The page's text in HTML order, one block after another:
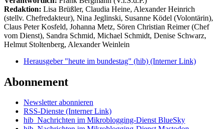
Redaktion: Lisa Brüßler, Claudia Heine, Alexander Heinrich
(stellv. Chefredakteur), Nina Jeglinski, Susanne Ködel (Volontärin),
Claus Peter Kosfeld, Johanna Metz, Sören Christian Reimer (Chef
vom Dienst), Sandra Schmid, Michael Schmidt, Denise Schwarz,
Helmut Stoltenberg, Alexander Weinlein
Herausgeber "heute im bundestag" (hib) (Interner Link)
Abonnement
Newsletter abonnieren
RSS-Dienste (Interner Link)
hib_Nachrichten im Mikroblogging-Dienst BlueSky